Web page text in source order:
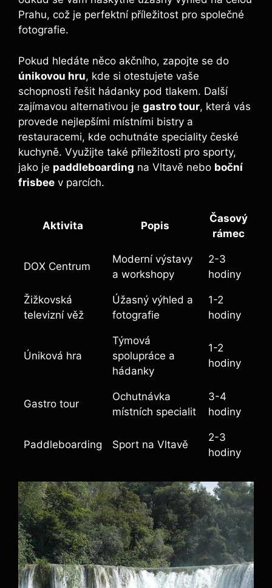
Prahu, což je perfektní příležitost pro společné
fotografie.
Pokud hledáte něco akčního, zapojte se do
únikovou hru, kde si otestujete vaše
schopnosti řešit hádanky pod tlakem. Další
zajímavou alternativou je gastro tour, která vás
provede nejlepšími místními bistry a
restauracemi, kde ochutnáte speciality české
kuchyně. Využijte také příležitosti pro sporty,
jako je paddleboarding na Vltavě nebo boční
frisbee v parcích.
Aktivita Popis
Časový
rámec
DOX Centrum
Moderní výstavy
a workshopy
2-3
hodiny
Žižkovská
televizní věž
Úžasný výhled a
fotografie
1-2
hodiny
Úniková hra
Týmová
spolupráce a
hádanky
1-2
hodiny
Gastro tour
Ochutnávka
místních specialit
3-4
hodiny
Paddleboarding Sport na Vltavě
2-3
hodiny